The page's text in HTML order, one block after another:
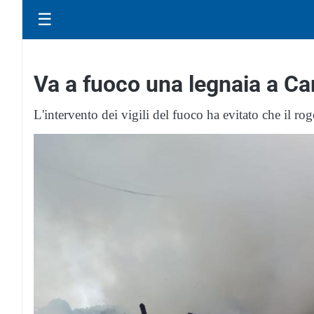
☰
Va a fuoco una legnaia a
L'intervento dei vigili del fuoco ha evitato che il